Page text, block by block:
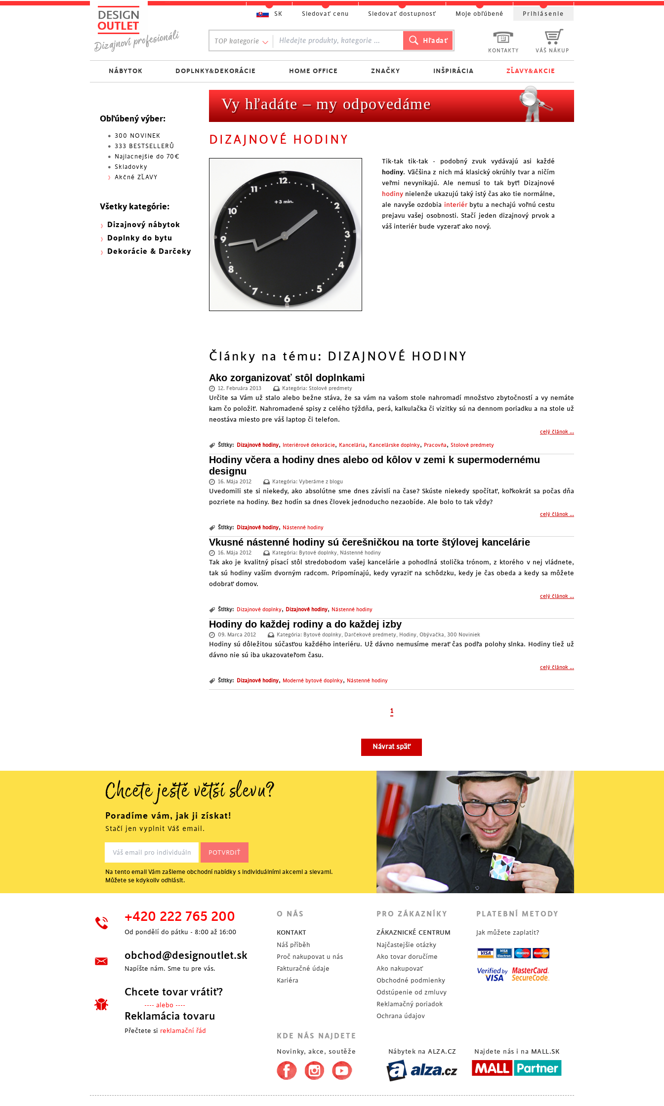
Vy hľadáte – my odpovedáme
DIZAJNOVÉ HODINY
Tik-tak tik-tak - podobný zvuk vydávajú asi každé
hodiny. Väčšina z nich má klasický okrúhly tvar a ničím
veľmi nevynikajú. Ale nemusí to tak byť! Dizajnové
hodiny nielenže ukazujú taký istý čas ako tie normálne,
ale navyše ozdobia interiérbytu a nechajú voľnú cestu
prejavu vašej osobnosti. Stačí jeden dizajnový prvok a
váš interiér bude vyzerať ako nový.
Články na tému: DIZAJNOVÉ HODINY
Ako zorganizovať stôl doplnkami
12. Februára 2013 Kategória: Stolové predmety
Určite sa Vám už stalo alebo bežne stáva, že sa vám na vašom stole nahromadí množstvo zbytočností a vy nemáte
kam čo položiť. Nahromadené spisy z celého týždňa, perá, kalkulačka či vizitky sú na dennom poriadku a na stole už
neostáva miesto pre váš laptop či telefon.
celý článok ...
Štítky: Dizajnové hodiny, Interiérové dekorácie, Kancelária, Kancelárske doplnky, Pracovňa, Stolové predmety
Hodiny včera a hodiny dnes alebo od kôlov v zemi k supermodernému
designu
16. Mája 2012 Kategória: Vyberáme z blogu
Uvedomili ste si niekedy, ako absolútne sme dnes závislí na čase? Skúste niekedy spočítať, koľkokrát sa počas dňa
pozriete na hodiny. Bez hodín sa dnes človek jednoducho nezaobíde. Ale bolo to tak vždy?
celý článok ...
Štítky: Dizajnové hodiny, Nástenné hodiny
Vkusné nástenné hodiny sú čerešničkou na torte štýlovej kancelárie
16. Mája 2012 Kategória: Bytové doplnky, Nástenné hodiny
Tak ako je kvalitný písací stôl stredobodom vašej kancelárie a pohodlná stolička trónom, z ktorého v nej vládnete,
tak sú hodiny vaším dvorným radcom. Pripomínajú, kedy vyraziť na schôdzku, kedy je čas obeda a kedy sa môžete
odobrať domov.
celý článok ...
Štítky: Dizajnové doplnky, Dizajnové hodiny, Nástenné hodiny
Hodiny do každej rodiny a do každej izby
09. Marca 2012 Kategória: Bytové doplnky, Darčekové predmety, Hodiny, Obývačka, 300 Noviniek
Hodiny sú dôležitou súčasťou každého interiéru. Už dávno nemusíme merať čas podľa polohy slnka. Hodiny tiež už
dávno nie sú iba ukazovateľom času.
celý článok ...
Štítky: Dizajnové hodiny, Moderné bytové doplnky, Nástenné hodiny
1
Návrat späť
Obľúbený výber:
300 NOVINEK
333 BESTSELLERŮ
Najlacnejšie do 70€
Skladovky
Akčné ZĽAVY
Všetky kategórie:
Dizajnový nábytok
Doplnky do bytu
Dekorácie & Darčeky
KONTAKTY VÁŠ NÁKUP
TOP kategorie
NÁBYTOK DOPLNKY&DEKORÁCIE HOME OFFICE ZNAČKY INŠPIRÁCIA ZĽAVY&AKCIE
SK Sledovať cenu Sledovať dostupnosť Moje obľúbené Prihlásenie
Chcete ještě větší slevu?
Poradíme vám, jak ji získat!
Stačí jen vyplnit Váš email.
Na tento email Vám zašleme obchodní nabídky s individuálními akcemi a slevami.
Můžete se kdykoliv odhlásit.
+420 222 765 200
Od pondělí do pátku - 8:00 až 16:00
obchod@designoutlet.sk
Napíšte nám. Sme tu pre vás.
Chcete tovar vrátiť?
---- alebo ----
Reklamácia tovaru
Přečtete si reklamační řád
O NÁS
KONTAKT
Náš příběh
Proč nakupovat u nás
Fakturačné údaje
Kariéra
PRO ZÁKAZNÍKY
ZÁKAZNICKÉ CENTRUM
Najčastejšie otázky
Ako tovar doručíme
Ako nakupovať
Obchodné podmienky
Odstúpenie od zmluvy
Reklamačný poriadok
Ochrana údajov
PLATEBNÍ METODY
Jak můžete zaplatit?
KDE NÁS NAJDETE
Novinky, akce, soutěže Najdete nás i na MALL.SK
Nábytek na ALZA.CZ